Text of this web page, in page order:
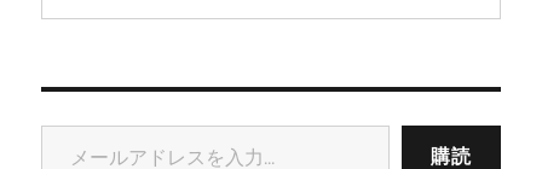
メールアドレスを入力...
購読